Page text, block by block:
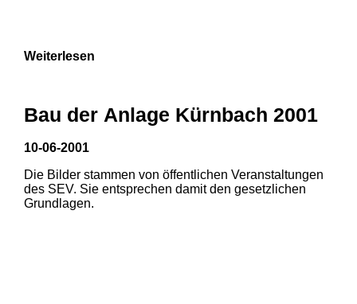
Weiterlesen
Bau der Anlage Kürnbach 2001
10-06-2001
Die Bilder stammen von öffentlichen Veranstaltungen
des SEV. Sie entsprechen damit den gesetzlichen
Grundlagen.